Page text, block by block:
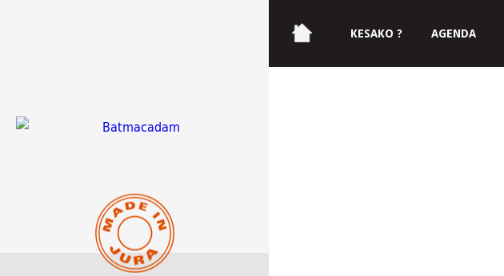
KESAKO ? AGENDA